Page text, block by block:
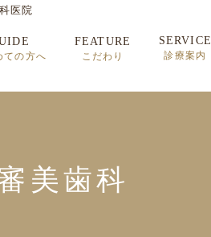
医院
ての方へ
FEATURE
こだわり
SERVICE
診療案内
美歯科